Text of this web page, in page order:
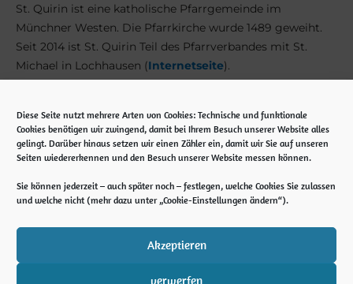
Diese Seite nutzt mehrere Arten von Cookies: Technische und funktionale
Cookies benötigen wir zwingend, damit bei Ihrem Besuch unserer Website alles
gelingt. Darüber hinaus setzen wir einen Zähler ein, damit wir Sie auf unseren
Seiten wiedererkennen und den Besuch unserer Website messen können.
Sie können jederzeit – auch später noch – festlegen, welche Cookies Sie zulassen
und welche nicht (mehr dazu unter „Cookie-Einstellungen ändern“).
Akzeptieren
verwerfen
St. Quirin ist eine katholische Pfarrgemeinde im
Münchner Westen. Die Pfarrkirche wurde 1489 geweiht.
Seit 2014 ist St. Quirin Teil des Pfarrverbandes mit St.
Michael in Lochhausen (Internetseite).
Kontakt
Pfarramt St. Quirin
Ubostraße 5
Tel. 089 89 13 66 910
E-Mail: st-quirin.muenchen@ebmuc.de
Notfall: 0171 561 88 04